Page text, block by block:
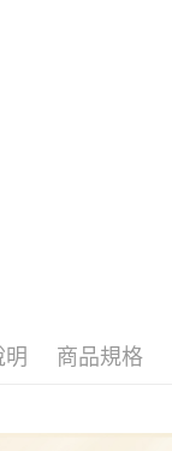
明 商品規格